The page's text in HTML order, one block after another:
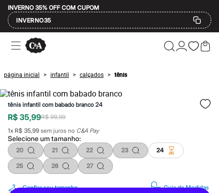
INVERNO 35% OFF COM CUPOM
INVERNO35
Ofertas
Compre por Departamento
Masculino
Infantil
Calçados
Mindse7
Plus Size
Até 20% off
Até 40% off
Até 60% off
A partir de 60% off
Feminino
Em alta
Inverno
Alfaiataria
Novidades
página inicial > infantil > calçados > tênis
tênis infantil com babado branco 24
R$ 35,99R$ 99,99
1x R$ 35,99 sem juros no C&A Pay
Selecione umtamanho:
20 21 22 23 24
25 26 27
Confira seu tamanho Guia de Medidas